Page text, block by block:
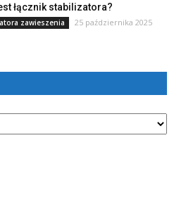
łącznik stabilizatora?
zawieszenia 25 października 2025